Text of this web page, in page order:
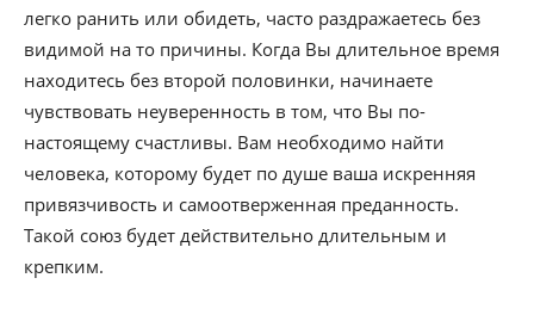
легко ранить или обидеть, часто раздражаетесь без
видимой на то причины. Когда Вы длительное время
находитесь без второй половинки, начинаете
чувствовать неуверенность в том, что Вы по-
настоящему счастливы. Вам необходимо найти
человека, которому будет по душе ваша искренняя
привязчивость и самоотверженная преданность.
Такой союз будет действительно длительным и
крепким.